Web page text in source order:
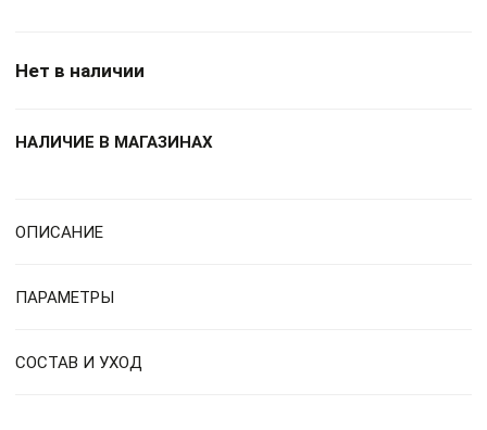
Нет в наличии
НАЛИЧИЕ В МАГАЗИНАХ
ОПИСАНИЕ
ПАРАМЕТРЫ
СОСТАВ И УХОД